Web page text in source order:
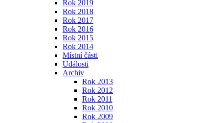
Rok 2019
Rok 2018
Rok 2017
Rok 2016
Rok 2015
Rok 2014
Místní části
Události
Archiv
Rok 2013
Rok 2012
Rok 2011
Rok 2010
Rok 2009